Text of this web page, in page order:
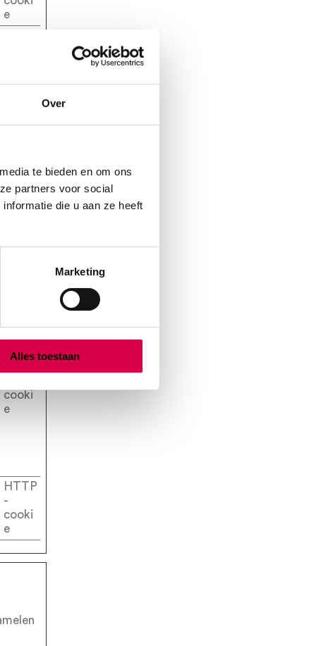
Over
te bieden en om ons
partners voor social
die u aan ze heeft
Marketing
Alles toestaan
e
cooki
-
cooki
e
cooki
cooki
e
HTTP
-
cooki
e